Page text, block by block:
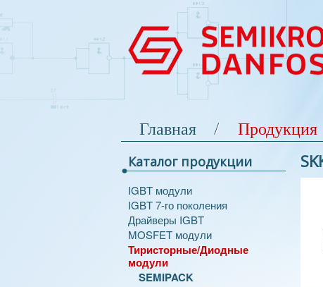
Главная Продукция
Каталог продукции
IGBT модули
IGBT 7-го поколения
Драйверы IGBT
MOSFET модули
Тиристорные/Диодные
модули
SEMIPACK